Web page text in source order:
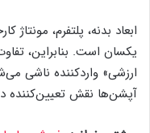
ابعاد بدنه، پلتفرم،
یکسان است. بنابراین،
ارزشی» واردکننده ناشی
آپشن‌ها نقش تعیین‌کننده